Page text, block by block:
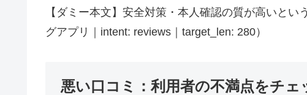
【ダミー本文】安全対策・本人確認の質が高いと
グアプリ｜intent: reviews｜target_len: 280）
悪い口コミ：利用者の不満点をチェ